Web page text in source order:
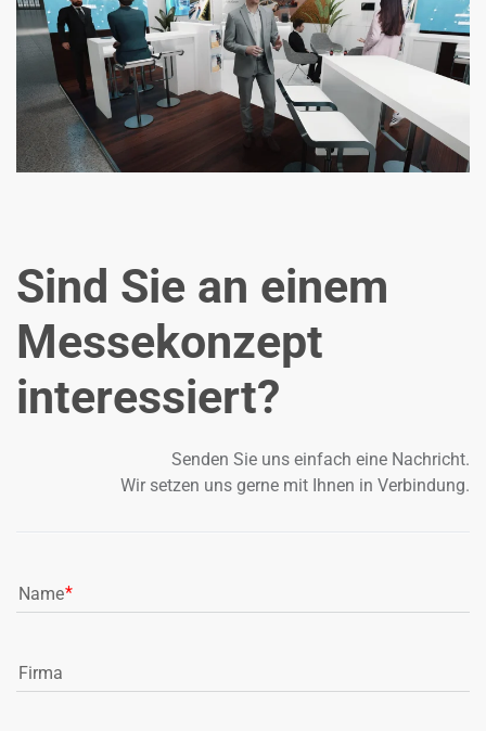
Zoom
Sind Sie an einem
Messekonzept
interessiert?
Senden Sie uns einfach eine Nachricht.
Wir setzen uns gerne mit Ihnen in Verbindung.
Name
Firma